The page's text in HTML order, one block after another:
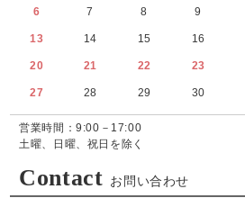
6 7 8 9
13 14 15 16
20 21 22 23
27 28 29 30
営業時間：9:00－17:00
土曜、日曜、祝日を除く
Contact お問い合わせ